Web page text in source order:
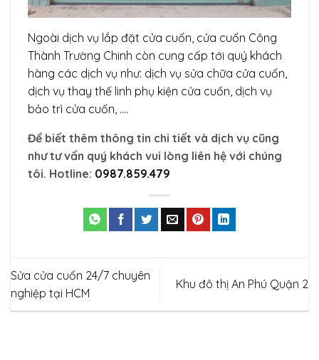
Ngoài dịch vụ lắp đặt cửa cuốn, cửa cuốn Công
Thành Trường Chinh còn cung cấp tới quý khách
hàng các dịch vụ như: dịch vụ sửa chữa cửa cuốn,
dịch vụ thay thế linh phụ kiện cửa cuốn, dịch vụ
bảo trì cửa cuốn, ….
Để biết thêm thông tin chi tiết và dịch vụ cũng
như tư vấn quý khách vui lòng liên hệ với chúng
tôi. Hotline: 0987.859.479
Sửa cửa cuốn 24/7 chuyên
nghiệp tại HCM
Khu đô thị An Phú Quận 2